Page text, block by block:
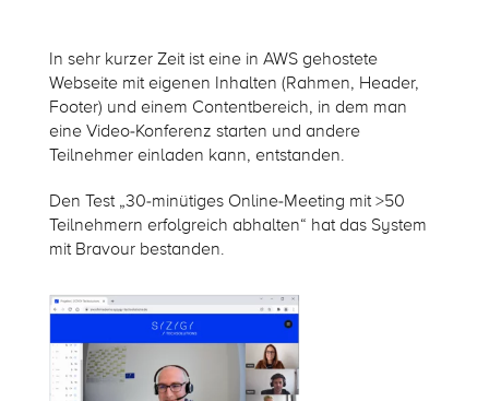
In sehr kurzer Zeit ist eine in AWS gehostete
Webseite mit eigenen Inhalten (Rahmen, Header,
Footer) und einem Contentbereich, in dem man
eine Video-Konferenz starten und andere
Teilnehmer einladen kann, entstanden.
Den Test „30-minütiges Online-Meeting mit >50
Teilnehmern erfolgreich abhalten“ hat das System
mit Bravour bestanden.